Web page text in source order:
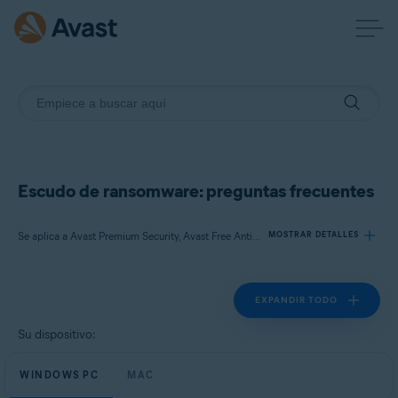
Escudo de ransomware: preguntas frecuentes
Se aplica a Avast Premium Security, Avast Free Antivirus MOSTRAR DETALLES
Avast Premium Security
Avast Free Antivirus
Sistemas operativos:
EXPANDIR TODO
Su dispositivo:
WINDOWS PC MAC